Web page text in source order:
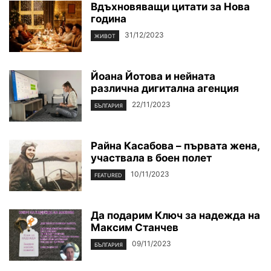
Вдъхновяващи цитати за Нова
година
ЖИВОТ 31/12/2023
Йоана Йотова и нейната
различна дигитална агенция
БЪЛГАРИЯ 22/11/2023
Райна Касабова – първата жена,
участвала в боен полет
FEATURED 10/11/2023
Да подарим Ключ за надежда на
Максим Станчев
БЪЛГАРИЯ 09/11/2023